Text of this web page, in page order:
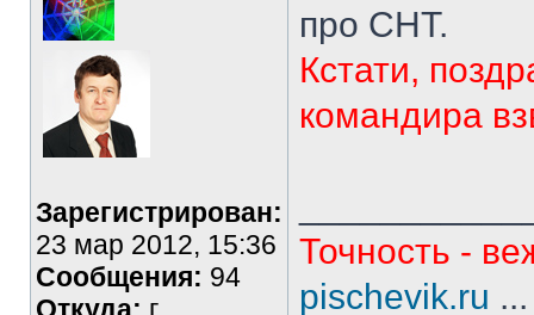
Зарегистрирован:
23 мар 2012, 15:36
Сообщения: 94
про СНТ.
Кстати,
командира
Точность -
pischevik.ru